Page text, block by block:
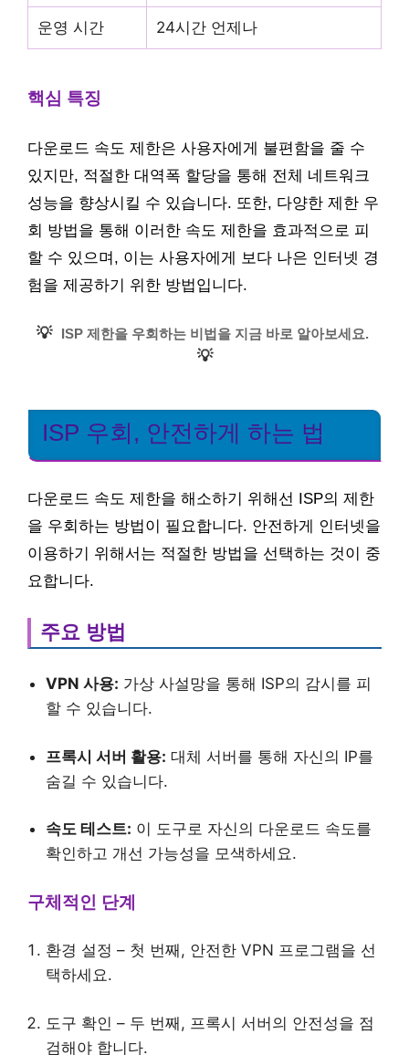
운영 시간 24시간 언제나
핵심 특징
다운로드 속도 제한은 사용자에게 불편함을 줄 수
있지만, 적절한 대역폭 할당을 통해 전체 네트워크
성능을 향상시킬 수 있습니다. 또한, 다양한 제한 우
회 방법을 통해 이러한 속도 제한을 효과적으로 피
할 수 있으며, 이는 사용자에게 보다 나은 인터넷 경
험을 제공하기 위한 방법입니다.
💡 ISP 제한을 우회하는 비법을 지금 바로 알아보세요.
💡
ISP 우회, 안전하게 하는 법
다운로드 속도 제한을 해소하기 위해선 ISP의 제한
을 우회하는 방법이 필요합니다. 안전하게 인터넷을
이용하기 위해서는 적절한 방법을 선택하는 것이 중
요합니다.
주요 방법
VPN 사용: 가상 사설망을 통해 ISP의 감시를 피
할 수 있습니다.
프록시 서버 활용: 대체 서버를 통해 자신의 IP를
숨길 수 있습니다.
속도 테스트: 이 도구로 자신의 다운로드 속도를
확인하고 개선 가능성을 모색하세요.
구체적인 단계
환경 설정 – 첫 번째, 안전한 VPN 프로그램을 선
택하세요.
도구 확인 – 두 번째, 프록시 서버의 안전성을 점
검해야 합니다.